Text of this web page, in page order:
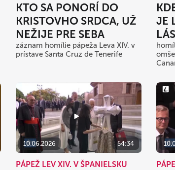
KTO SA PONORÍ DO
KRISTOVHO SRDCA, UŽ
NEŽIJE PRE SEBA
záznam homílie pápeža Leva XIV. v
prístave Santa Cruz de Tenerife
JE
10.06.2026 54:34
PÁPEŽ LEV XIV. V ŠPANIELSKU